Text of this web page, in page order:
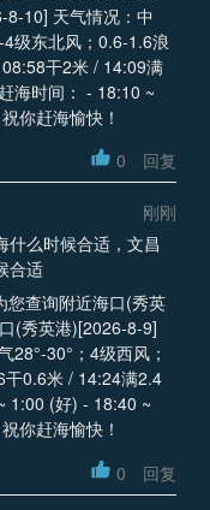
8-10] 天气情况：中
级东北风；0.6-1.6浪
干2米 / 14:09满
海时间： - 18:10 ~
你赶海愉快！
0 回复
刚刚
什么时候合适，文昌
合适
您查询附近海口(秀英
(秀英港)[2026-8-9]
28°-30°；4级西风；
0.6米 / 14:24满2.4
1:00 (好) - 18:40 ~
你赶海愉快！
0 回复